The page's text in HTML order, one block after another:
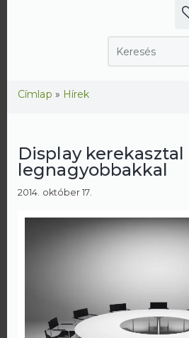
Jelenlegi hely
Címlap » Hírek
Display kerekasztal
legnagyobbakkal
2014. október 17.